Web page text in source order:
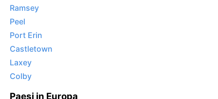
Ramsey
Peel
Port Erin
Castletown
Laxey
Colby
Paesi in Europa